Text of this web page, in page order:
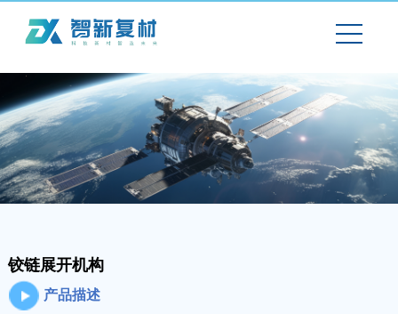
铰链展开机构
产品描述